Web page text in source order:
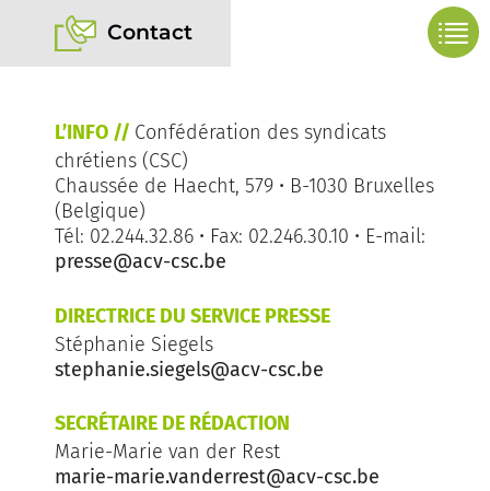
Contact
L’INFO // Confédération des syndicats
chrétiens (CSC)
Chaussée de Haecht, 579 • B-1030 Bruxelles
(Belgique)
Tél: 02.244.32.86 • Fax: 02.246.30.10 • E-mail:
presse@acv-csc.be
DIRECTRICE DU SERVICE PRESSE
Stéphanie Siegels
stephanie.siegels@acv-csc.be
SECRÉTAIRE DE RÉDACTION
Marie-Marie van der Rest
marie-marie.vanderrest@acv-csc.be